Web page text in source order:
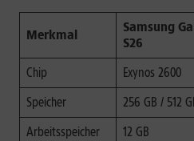
Merkmal
Samsung
S26
Chip Exynos 2600
Speicher
256 GB / 512
Arbeitsspeicher
12 GB